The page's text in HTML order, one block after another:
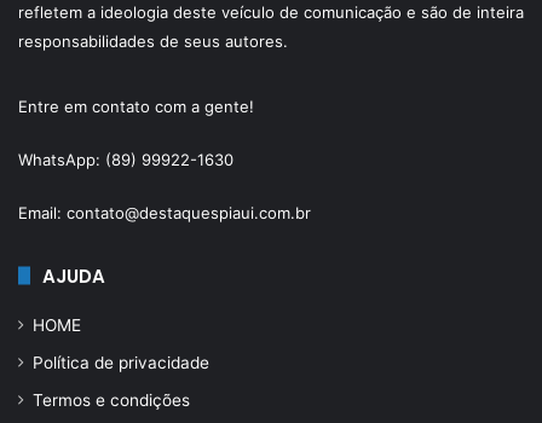
refletem a ideologia deste veículo de comunicação e são de inteira
responsabilidades de seus autores.
Entre em contato com a gente!
WhatsApp: (89) 99922-1630
Email: contato@destaquespiaui.com.br
AJUDA
HOME
Política de privacidade
Termos e condições